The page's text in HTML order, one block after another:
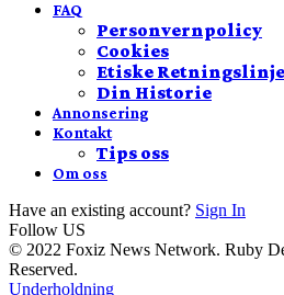
FAQ
Personvernpolicy
Cookies
Etiske
Din Historie
Annonsering
Kontakt
Tips oss
Om oss
Have an existing account? Sign In
Follow US
© 2022 Foxiz News Network. Ruby
Reserved.
Underholdning